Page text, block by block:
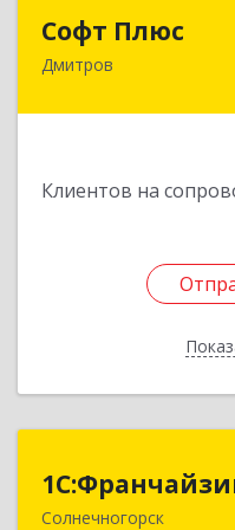
Софт Плюс
Дмитров
Клиентов на
141851,
Солнечногорск
141503,